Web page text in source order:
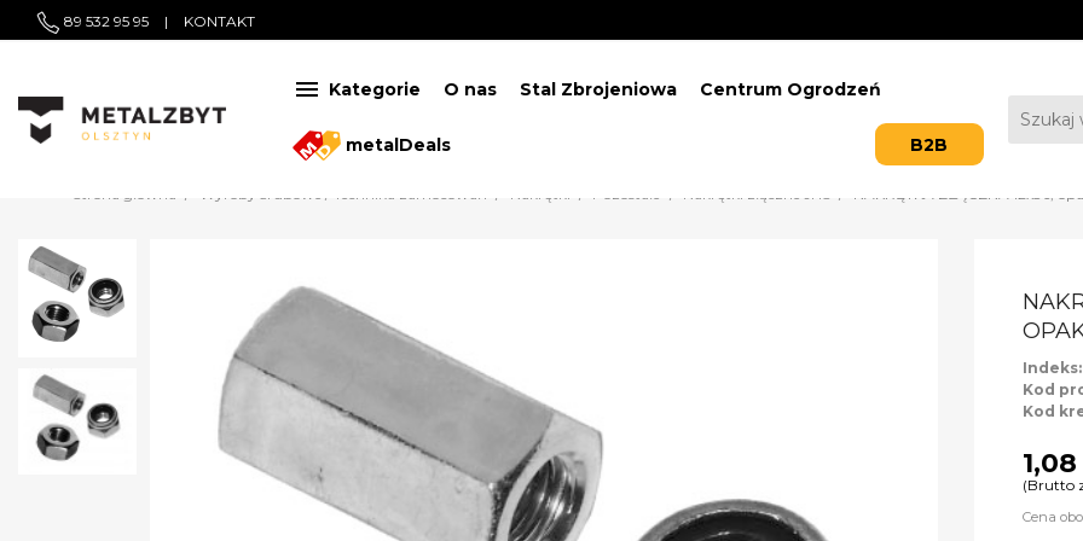
89 532 95 95 | KONTAKT
 Kategorie O nas Stal Zbrojeniowa Centrum Ogrodzeń
metalDeals B2B
Indeks:
Kod
Kod
1,08
(Brutto
Cena